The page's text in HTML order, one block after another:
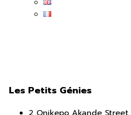
Les Petits Génies